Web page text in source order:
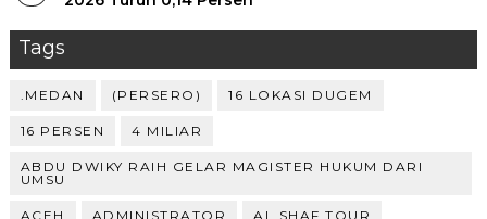
Tags
.MEDAN (PERSERO) 16 LOKASI DUGEM
16 PERSEN 4 MILIAR
ABDU DWIKY RAIH GELAR MAGISTER HUKUM DARI
UMSU
ACEH ADMINISTRATOR AL SHAF TOUR